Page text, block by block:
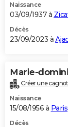
Naissance
03/09/1937 à
Décès
23/09/2023 à
Marie-
Créer une
Naissance
15/08/1956 à Paris
Décès